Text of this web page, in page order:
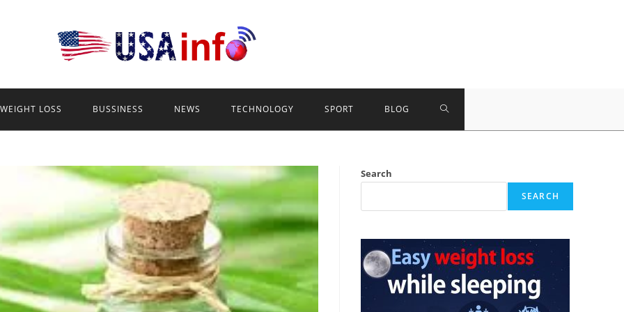
WEIGHT LOSS BUSSINESS NEWS TECHNOLOGY SPORT BLOG TOGGLE
Search
SEARCH